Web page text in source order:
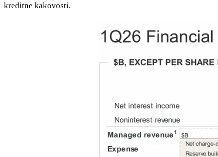
kreditne kakovosti.